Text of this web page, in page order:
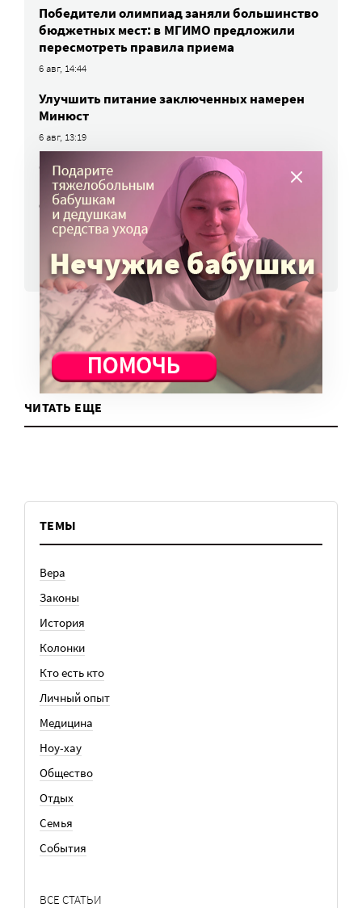
Победители олимпиад заняли большинство
бюджетных мест: в МГИМО предложили
пересмотреть правила приема
6 авг, 14:44
Улучшить питание заключенных намерен
Минюст
6 авг, 13:19
Обязать самозанятых платить пенсионные
взносы предлагают профсоюзы
6 авг, 10:51
ВСЕ НОВОСТИ
ЧИТАТЬ ЕЩЕ
ТЕМЫ
Вера
Законы
История
Колонки
Кто есть кто
Личный опыт
Медицина
Ноу-хау
Общество
Отдых
Семья
События
ВСЕ СТАТЬИ